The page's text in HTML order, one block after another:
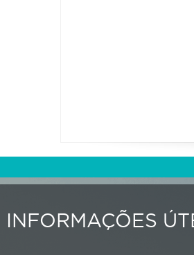
INFORMAÇÕES